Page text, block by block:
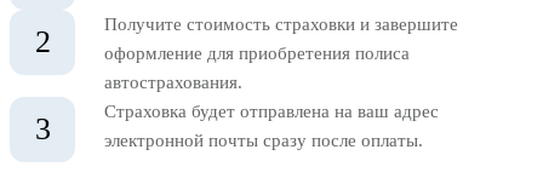
2
Получите стоимость страховки и завершите
оформление для приобретения полиса
автострахования.
3
Страховка будет отправлена на ваш адрес
электронной почты сразу после оплаты.